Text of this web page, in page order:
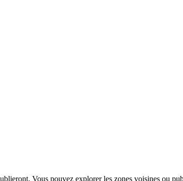
Vous pouvez explorer les zones voisines ou